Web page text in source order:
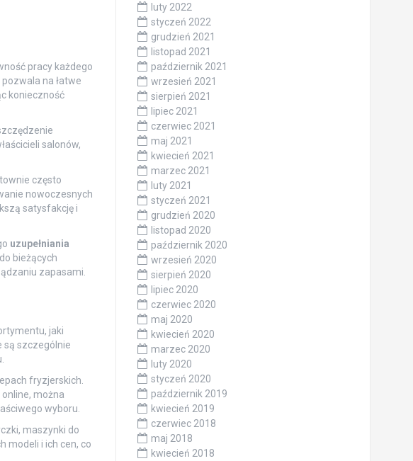
pracy każdego
pozwala na łatwe
konieczność
salonów,
często
nowoczesnych
satysfakcję i
uzupełniania
bieżących
zapasami.
jaki
są szczególnie
fryzjerskich.
można
wyboru.
maszynki do
modeli i ich cen, co
luty 2022
styczeń 2022
grudzień 2021
listopad 2021
październik 2021
wrzesień 2021
sierpień 2021
lipiec 2021
czerwiec 2021
maj 2021
kwiecień 2021
marzec 2021
luty 2021
styczeń 2021
grudzień 2020
listopad 2020
październik 2020
wrzesień 2020
sierpień 2020
lipiec 2020
czerwiec 2020
maj 2020
kwiecień 2020
marzec 2020
luty 2020
styczeń 2020
październik 2019
kwiecień 2019
czerwiec 2018
maj 2018
kwiecień 2018